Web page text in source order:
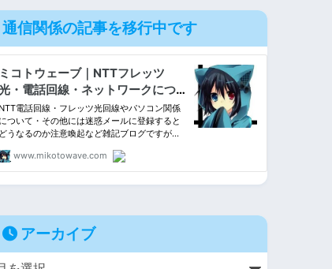
通信関係の記事を移行中です
アーカイブ